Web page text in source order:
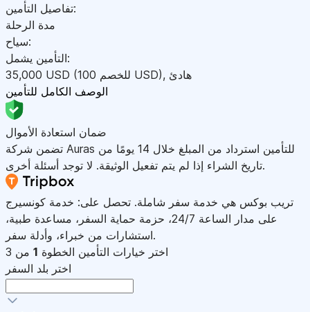
تفاصيل التأمين:
مدة الرحلة
سياح:
التأمين يشمل:
35,000 USD USD), هادئ
الوصف الكامل للتأمين
ضمان استعادة الأموال
تضمن شركة Auras للتأمين استرداد من المبلغ خلال 14 يومًا من
تاريخ الشراء إذا لم يتم تفعيل الوثيقة. لا توجد أسئلة أخرى.
تريب بوكس هي خدمة سفر شاملة. تحصل على: خدمة كونسيرج
على مدار الساعة 24/7، حزمة حماية السفر، مساعدة طبية،
استشارات من خبراء، وأدلة سفر.
اختر خيارات التأمين الخطوة 1 من 3
اختر بلد السفر